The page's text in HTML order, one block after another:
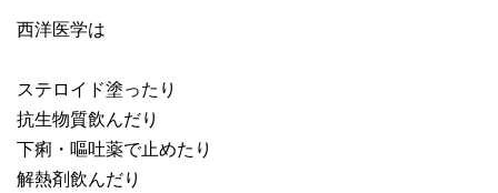
西洋医学は
ステロイド塗ったり
抗生物質飲んだり
下痢・嘔吐薬で止めたり
解熱剤飲んだり